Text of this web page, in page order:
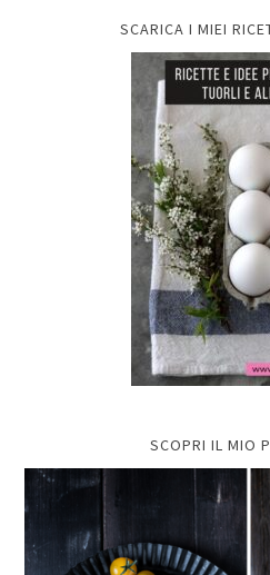
SCARICA I MIEI
SCOPRI IL MIO